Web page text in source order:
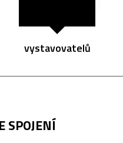
vystavovatelů
SPOJENÍ